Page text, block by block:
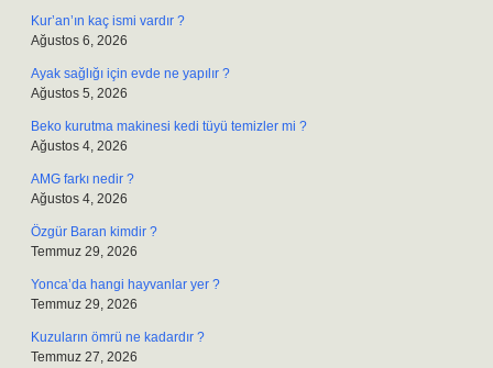
Kur’an’ın kaç ismi vardır ?
Ağustos 6, 2026
Ayak sağlığı için evde ne yapılır ?
Ağustos 5, 2026
Beko kurutma makinesi kedi tüyü temizler mi ?
Ağustos 4, 2026
AMG farkı nedir ?
Ağustos 4, 2026
Özgür Baran kimdir ?
Temmuz 29, 2026
Yonca’da hangi hayvanlar yer ?
Temmuz 29, 2026
Kuzuların ömrü ne kadardır ?
Temmuz 27, 2026